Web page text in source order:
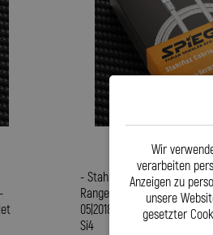
- Stahlflex Verdeckleitung
Range Rover Evoque L538
05|2018 Motor:Range Rover
Si4
Wir
verarbeiten
Anzeigen zu
unsere
gesetzter